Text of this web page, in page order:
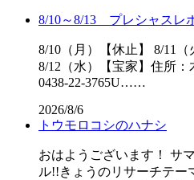
8/10～8/13 プレシャスレ
8/10（月）【休止】 8/11（
8/12（水）【宝家】住所：
0438-22-3765U……
2026/8/6
トウモロコシのハナシ
おはようございます！ サ
ル!!きょうのリサーチテー